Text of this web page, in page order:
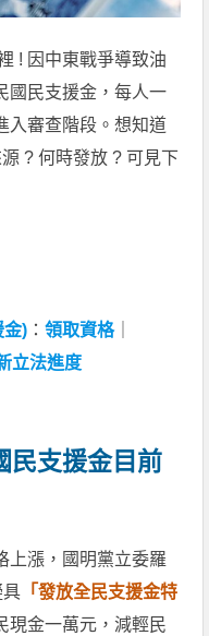
! 因中東戰爭導致油
國民支援金，每人一
入審查階段。想知道
? 何時發放 ? 可見下
金) ：領取資格｜
立法進度
民支援金目前
上漲，國明黨立委羅
具 「發放全民支援金特
現金一萬元，減輕民